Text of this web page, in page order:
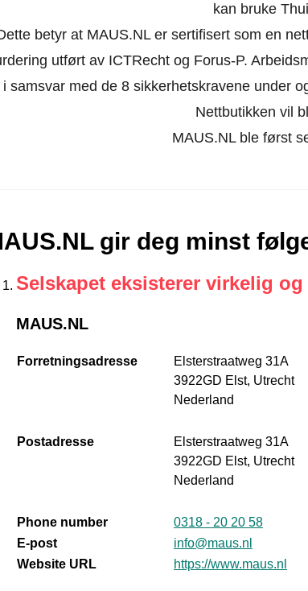
kan bruke
betyr at MAUS.NL er sertifisert som en
utført av ICTRecht og Forus-P.
i samsvar med de 8 sikkerhetskravene under
Nettbutikken vil
MAUS.NL ble først
gir deg minst
Selskapet eksisterer virkelig
MAUS.NL
Forretningsadresse
Elsterstraatweg 31A
3922GD Elst, Utrecht
Nederland
Postadresse
Elsterstraatweg 31A
3922GD Elst, Utrecht
Nederland
Phone number
0318 - 20 20 58
E-post
info@maus.nl
Website URL
https://www.maus.nl